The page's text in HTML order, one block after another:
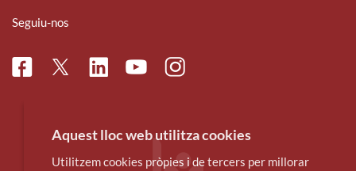
Seguiu-nos
FacebookTwitterLinkedinYoutubeInstagram
Aquest lloc web utilitza cookies
Utilitzem cookies pròpies i de tercers per millorar